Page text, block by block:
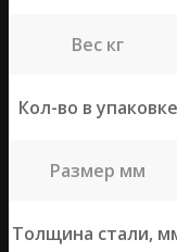
Вес кг
Кол-во в упаковке
Размер мм
Толщина стали,